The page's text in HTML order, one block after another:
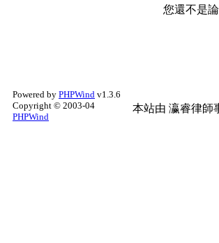
您還不是
Powered by PHPWind v1.3.6
Copyright © 2003-04
PHPWind
本站由 瀛睿律師